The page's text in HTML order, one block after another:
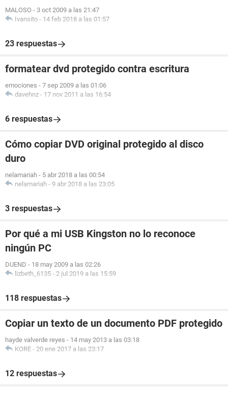
MALOSO - 3 oct 2009 a las 21:47
Ivansito - 14 feb 2018 a las 01:57
23 respuestas
formatear dvd protegido contra escritura
emociones - 7 sep 2009 a las 01:06
davehnz - 17 nov 2011 a las 16:54
6 respuestas
Cómo copiar DVD original protegido al disco
duro
nelamariah - 5 abr 2018 a las 00:54
nelamariah - 9 abr 2018 a las 23:05
3 respuestas
Por qué a mi USB Kingston no lo reconoce
ningún PC
DUEND - 18 may 2009 a las 02:26
lizbeth_6135 - 2 jul 2019 a las 15:59
118 respuestas
Copiar un texto de un documento PDF protegido
hayde valverde reyes - 14 may 2013 a las 03:18
KORE - 20 ene 2017 a las 23:17
12 respuestas